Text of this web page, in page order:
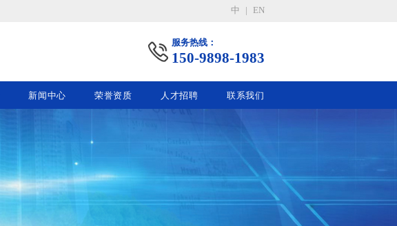
中 EN
服务热线：
150-9898-1983
新闻中心 荣誉资质 人才招聘 联系我们